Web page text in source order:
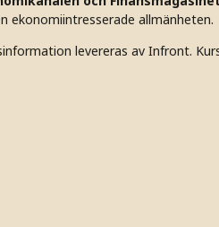
ekonomiintresserade allmänheten.
levereras av Infront.